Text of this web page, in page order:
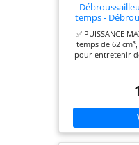
temps -
✅ PUISSANCE
temps de 62
pour entretenir
efficacement
POLYVALENCE
et végétaux
végétation
pour bordures et
D'UTILISATION :
du fil avec
secondes.